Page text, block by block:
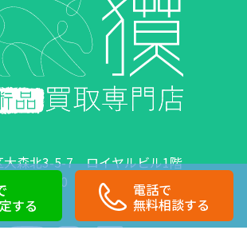
する
電話で
無料相談する
大森北3-5-7 ロイヤルビル1階
～18:00 定休日：日曜日・祝日
0007 03-6423-1033